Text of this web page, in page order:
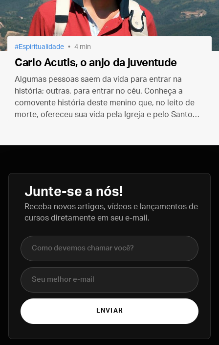
Espiritualidade 4 min
Carlo Acutis, o anjo da juventude
Algumas pessoas saem da vida para entrar na
história; outras, para entrar no céu. Conheça a
comovente história deste menino que, no leito de
morte, ofereceu sua vida pela Igreja e pelo Santo
Junte-se a nós!
Receba novos artigos, vídeos e lançamentos de
cursos diretamente em seu e-mail.
Nome completo
E-mail
ENVIAR